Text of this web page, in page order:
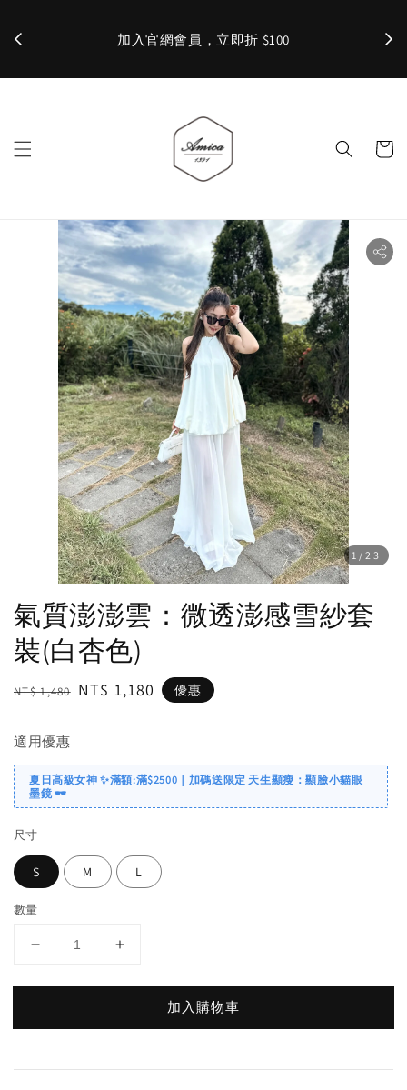
加入官網會員，立即折 $100 ✨
1 /23
氣質澎澎雲：微透澎感雪紗套
裝(白杏色)
Regular
NT$ 1,480 Sale
NT$ 1,180 優惠
適用優惠
夏日高級女神 ✨滿額:滿$2500｜加碼送限定 天生顯瘦：顯臉小貓眼
墨鏡 🕶️
尺寸
S M L
數量
加入購物車